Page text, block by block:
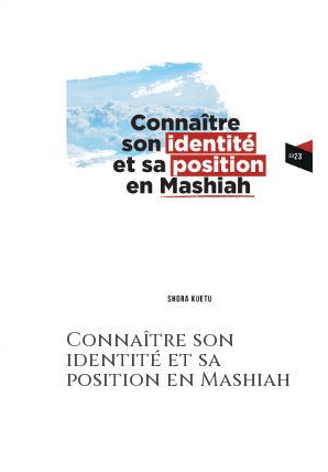
Connaître son
identité et sa
position en Mashiah